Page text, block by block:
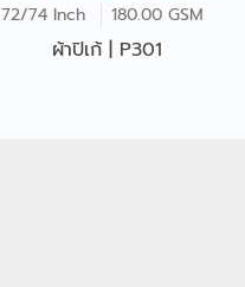
72/74 Inch 180.00 GSM
ผ้าปิเก้ | P301